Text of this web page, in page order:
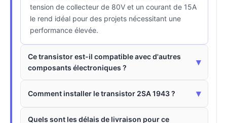
tension de collecteur de 80V et un courant de 15A
le rend idéal pour des projets nécessitant une
performance élevée.
Ce transistor est-il compatible avec d'autres
composants électroniques ?
▾
Comment installer le transistor 2SA 1943 ? ▾
Quels sont les délais de livraison pour ce